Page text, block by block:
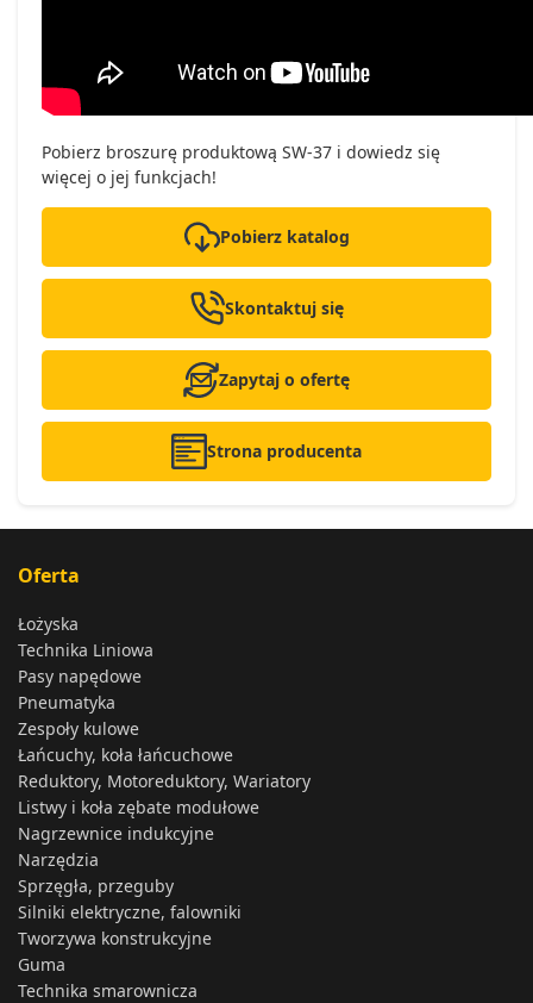
Pobierz broszurę produktową SW-37 i dowiedz się
więcej o jej funkcjach!
Pobierz katalog
Skontaktuj się
Zapytaj o ofertę
Strona producenta
Oferta
Łożyska
Technika Liniowa
Pasy napędowe
Pneumatyka
Zespoły kulowe
Łańcuchy, koła łańcuchowe
Reduktory, Motoreduktory, Wariatory
Listwy i koła zębate modułowe
Nagrzewnice indukcyjne
Narzędzia
Sprzęgła, przeguby
Silniki elektryczne, falowniki
Tworzywa konstrukcyjne
Guma
Technika smarownicza